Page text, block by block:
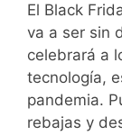
El Black
va a ser sin
celebrará a
tecnología,
pandemia.
rebajas y